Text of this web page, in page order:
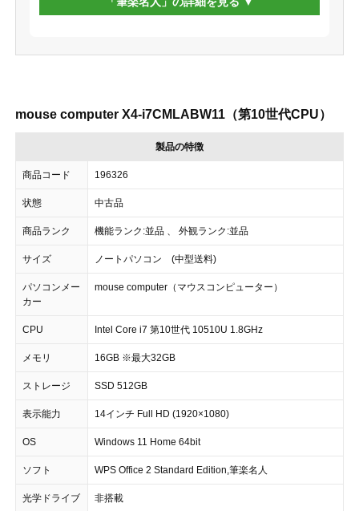
mouse computer X4-i7CMLABW11（第10世代CPU）
製品の特徴
商品コード 196326
状態 中古品
商品ランク 機能ランク:並品 、 外観ランク:並品
サイズ ノートパソコン (中型送料)
パソコンメー
カー
mouse computer（マウスコンピューター）
CPU Intel Core i7 第10世代 10510U 1.8GHz
メモリ 16GB ※最大32GB
ストレージ SSD 512GB
表示能力 14インチ Full HD (1920×1080)
OS Windows 11 Home 64bit
ソフト WPS Office 2 Standard Edition,筆楽名人
光学ドライブ 非搭載